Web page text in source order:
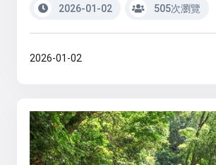
2026-01-02 505次瀏覽
2026-01-02